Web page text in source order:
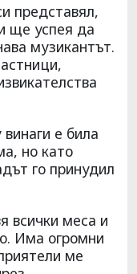
представял,
ще успея да
музикантът.
е била
но като
го принудил
всички меса и
Има огромни
ме